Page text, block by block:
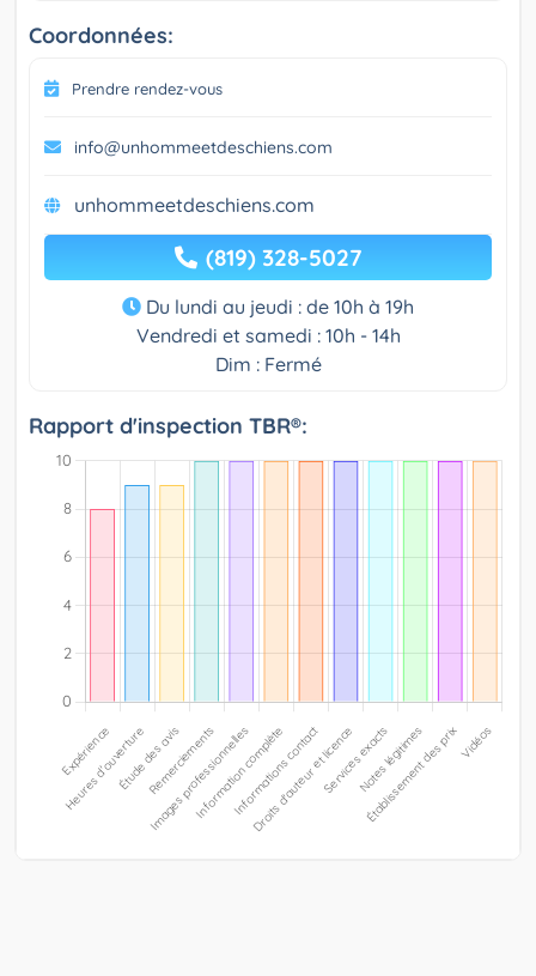
Coordonnées:
Prendre rendez-vous
info@unhommeetdeschiens.com
unhommeetdeschiens.com
(819) 328-5027
Du lundi au jeudi : de 10h à 19h
Vendredi et samedi : 10h - 14h
Dim : Fermé
Rapport d'inspection TBR®: